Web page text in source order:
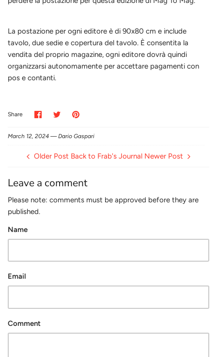
La postazione per ogni editore è di 90x80 cm e include
tavolo, due sedie e copertura del tavolo. È consentita la
vendita del proprio magazine, ogni editore dovrà quindi
organizzarsi autonomamente per accettare pagamenti con
pos e contanti.
Share
Share
on
SharePin
March 12, 2024 —Dario Gaspari
Older Post Back to Frab's Journal Newer Post
Leave a comment
Please note: comments must be approved before they are
published.
Name
Email
Comment